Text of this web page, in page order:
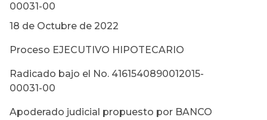
00031-00
18 de Octubre de 2022
Proceso EJECUTIVO HIPOTECARIO
Radicado bajo el No. 4161540890012015-
00031-00
Apoderado judicial propuesto por BANCO